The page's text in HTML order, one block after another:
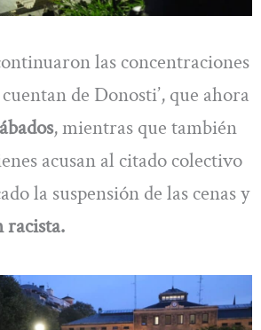
las concentraciones
de Donosti’, que ahora
, mientras que también
acusan al citado colectivo
la suspensión de las cenas y
racista.